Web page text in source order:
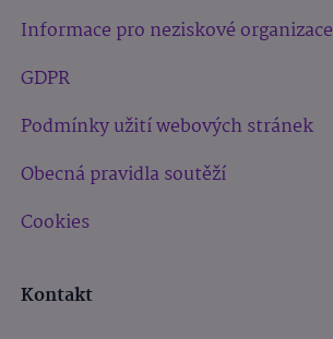
Informace pro neziskové organizace
GDPR
Podmínky užití webových stránek
Obecná pravidla soutěží
Cookies
Kontakt